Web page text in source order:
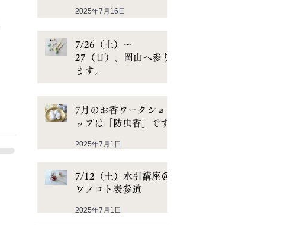
2025年7月16日
7/26（土）〜
27（日）、岡山へ参り
ます。
7月のお香ワークショ
ップは「防虫香」です
2025年7月1日
7/12（土）水引講座＠
ワノコト表参道
2025年7月1日